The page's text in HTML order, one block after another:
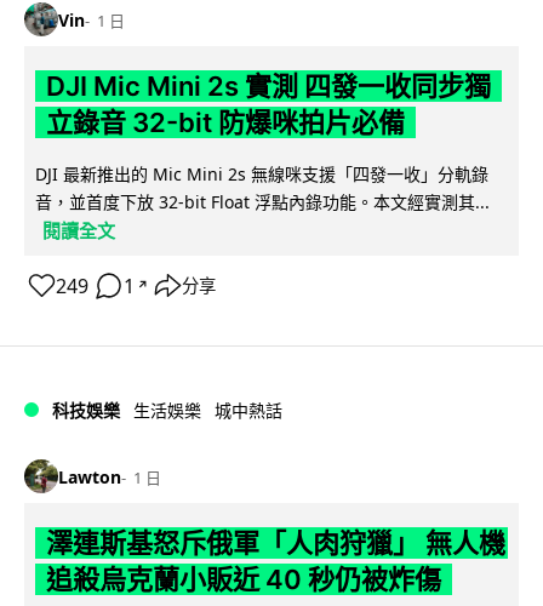
Vin 1 日
DJI Mic Mini 2s 實測 四發一收同步獨
立錄音 32-bit 防爆咪拍片必備
DJI 最新推出的 Mic Mini 2s 無線咪支援「四發一收」分軌錄
音，並首度下放 32-bit Float 浮點內錄功能。本文經實測其...
閱讀全文
249 1 ↗ 分享
科技娛樂 生活娛樂 城中熱話
Lawton 1 日
澤連斯基怒斥俄軍「人肉狩獵」 無人機
追殺烏克蘭小販近 40 秒仍被炸傷